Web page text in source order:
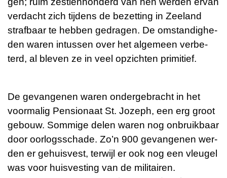
ver­dacht zich tij­dens de be­zet­ting in Zee­land
straf­baar te heb­ben ge­dra­gen. De om­stan­dig­he­
den waren in­tus­sen over het al­ge­meen ver­be­
terd, al ble­ven ze in veel op­zich­ten pri­mi­tief.
De ge­van­ge­nen waren on­der­ge­bracht in het
voor­ma­lig Pen­si­o­naat St. Jo­zeph, een erg groot
ge­bouw. Som­mi­ge delen waren nog on­bruik­baar
door oor­logs­scha­de. Zo’n 900 ge­van­ge­nen wer­
den er ge­huis­vest, ter­wijl er ook nog een vleu­gel
was voor huis­ves­ting van de mi­li­tai­ren.